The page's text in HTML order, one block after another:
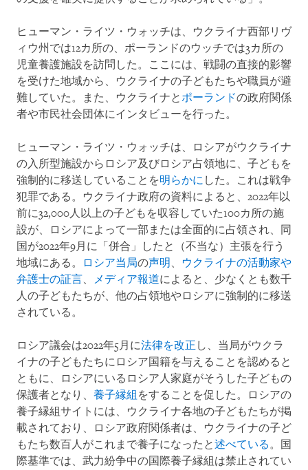
ヒューマン・ライツ・ウォッチは、ウクライナ西部リヴ
ィウ州では12カ所の、ポーランドのウッチでは3カ所の
児童養護施設を訪問した。ここには、戦闘の直接的影響
を受けた地域から、ウクライナの子どもたちや職員が避
難していた。また、ウクライナとポーランドの政府関係
者や市民社会団体にインタビューを行った。
ヒューマン・ライツ・ウォッチは、ロシアがウクライナ
の入所型施設からロシア及びロシア占領地に、子どもを
強制的に移送していることを明らかに した。これは戦争
犯罪である。ウクライナ政府の資料によると、2022年以
前に32,000人以上の子どもを収容していた100カ所の施
設が、ロシアによって一部または全面的に占領され、同
国が2022年9月に「併合」したと（不当な）主張を行う
地域にある。
ロシア当局の声明 、
ウクライナの活動家や
弁護士の証言、 メディア報道によると、少なくとも数千
人の子どもたちが、他の占領地やロシアに強制的に移送
されている。
ロシア議会は2022年5月に法律を改正 し、当局がウクラ
イナの子どもたちにロシア国籍を与えることを認めると
ともに、ロシアにいるロシア人家庭がそうした子どもの
保護者となり、 養子縁組 をすることを促した。ロシアの
養子縁組サイトには、ウクライナ各地の子どもたちが掲
載されており、ロシア政府関係者は、ウクライナの子ど
もたち数百人がこれまで養子になったと述べている。国
際基準では、武力紛争中の国際養子縁組は禁止されてい